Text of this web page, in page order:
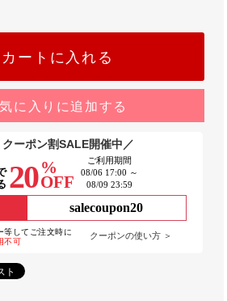
カートに入れる
に入りに追加する
クーポン割SALE開催中／
20 %
OFF
ご利用期間
08/06 17:00 ～
08/09 23:59
salecoupon20
してご注文時に
不可
クーポンの使い方 ＞